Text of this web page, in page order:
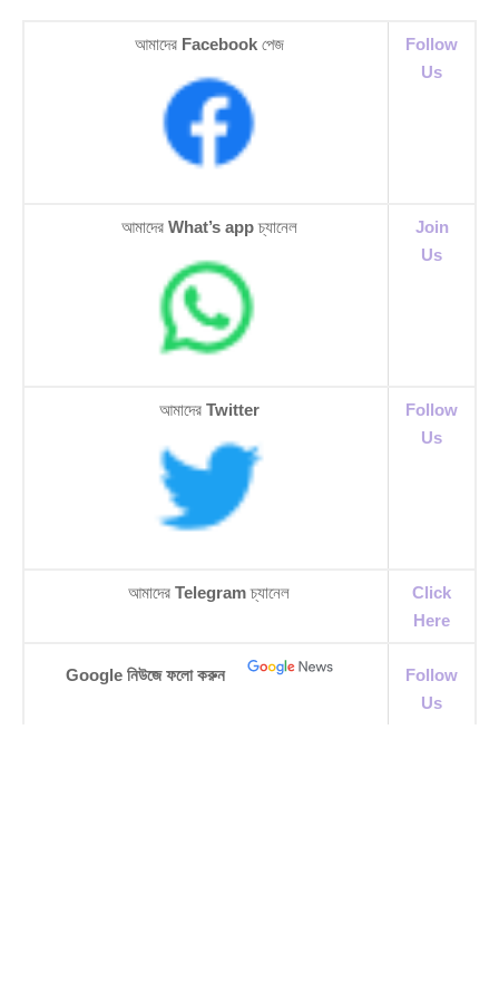
আমাদের Facebook পেজ
Follow
Us
আমাদের What’s app চ্যানেল
Join
Us
আমাদের Twitter
Follow
Us
আমাদের Telegramচ্যানেল
Click
Here
Google নিউজে ফলো করুন
Follow
Us